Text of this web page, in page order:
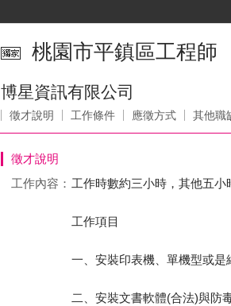
桃園市平鎮區工程師
博星資訊有限公司
徵才說明 工作條件 應徵方式 其他職
徵才說明
工作內容： 工作時數約三小時，其他五小
工作項目
一、安裝印表機、單機型或是
二、安裝文書軟體(合法)與防